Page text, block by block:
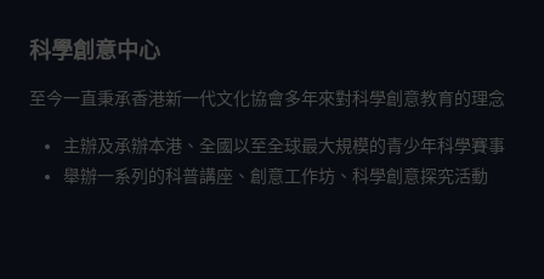
科學創意中心
至今一直秉承香港新一代文化協會多年來對科學創意教育的理念
主辦及承辦本港、全國以至全球最大規模的青少年科學賽事
舉辦一系列的科普講座、創意工作坊、科學創意探究活動